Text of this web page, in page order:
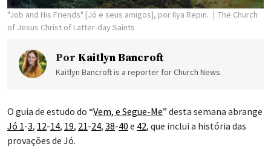
"Job and His Friends" [Jó e seus amigos], por Ilya Repin.
The Church
of Jesus Christ of Latter-day Saints
Por Kaitlyn Bancroft
Kaitlyn Bancroft is a reporter for Church News.
O guia de estudo do “Vem, e Segue-Me” desta semana abrange
Jó 1-3, 12-14, 19, 21-24, 38-40 e 42, que inclui a história das
provações de Jó.